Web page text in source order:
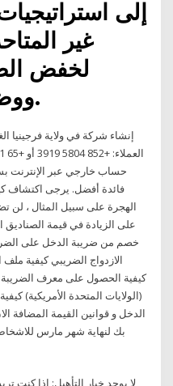
إلى
غير
لخفض
ووضع المال في جيبك.
إنشاء شركة في ولاية فرجينيا
حساب خارجي عبر الإنترنت
الهجرة على سبيل المثال ، لن
على الزيادة في قيمة
خصم من ضريبة الدخل على
الازدواج الضريبي كيفية
(الولايات المتحدة الأمريكية)
الدخل و قوانين القيمة المضافة
بك لنهاية شهر مارس
لا يوجد خيار التأهيل: إذا كنت